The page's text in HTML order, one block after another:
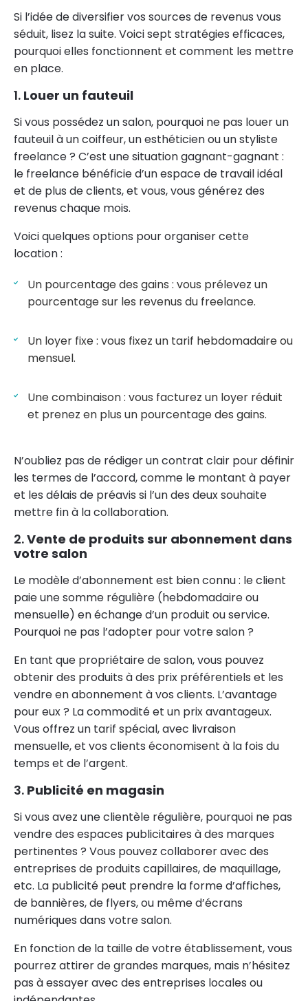
Si l’idée de diversifier vos sources de revenus vous
séduit, lisez la suite. Voici sept stratégies efficaces,
pourquoi elles fonctionnent et comment les mettre
en place.
1. Louer un fauteuil
Si vous possédez un salon, pourquoi ne pas louer un
fauteuil à un coiffeur, un esthéticien ou un styliste
freelance ? C’est une situation gagnant-gagnant :
le freelance bénéficie d’un espace de travail idéal
et de plus de clients, et vous, vous générez des
revenus chaque mois.
Voici quelques options pour organiser cette
location :
Un pourcentage des gains : vous prélevez un
pourcentage sur les revenus du freelance.
Un loyer fixe : vous fixez un tarif hebdomadaire ou
mensuel.
Une combinaison : vous facturez un loyer réduit
et prenez en plus un pourcentage des gains.
N’oubliez pas de rédiger un contrat clair pour définir
les termes de l’accord, comme le montant à payer
et les délais de préavis si l’un des deux souhaite
mettre fin à la collaboration.
2.Vente de produits sur abonnement dans
votre salon
Le modèle d’abonnement est bien connu : le client
paie une somme régulière (hebdomadaire ou
mensuelle) en échange d’un produit ou service.
Pourquoi ne pas l’adopter pour votre salon ?
En tant que propriétaire de salon, vous pouvez
obtenir des produits à des prix préférentiels et les
vendre en abonnement à vos clients. L’avantage
pour eux ? La commodité et un prix avantageux.
Vous offrez un tarif spécial, avec livraison
mensuelle, et vos clients économisent à la fois du
temps et de l’argent.
3. Publicité en magasin
Si vous avez une clientèle régulière, pourquoi ne pas
vendre des espaces publicitaires à des marques
pertinentes ? Vous pouvez collaborer avec des
entreprises de produits capillaires, de maquillage,
etc. La publicité peut prendre la forme d’affiches,
de bannières, de flyers, ou même d’écrans
numériques dans votre salon.
En fonction de la taille de votre établissement, vous
pourrez attirer de grandes marques, mais n’hésitez
pas à essayer avec des entreprises locales ou